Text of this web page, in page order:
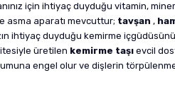
için ihtiyaç duyduğu vitamin,
asma aparatı mevcuttur; tavşan ,
ihtiyaç duyduğu kemirme
üretilen kemirme taşı evcil
engel olur ve dişlerin